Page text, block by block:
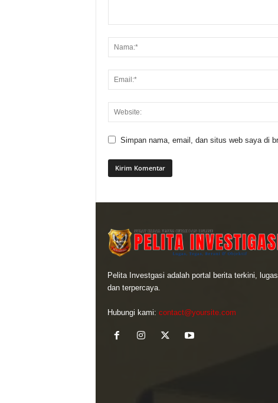
Simpan nama, email, dan situs web saya di
Pelita Investgasi adalah portal berita terkini, lugas
dan terpercaya.
Hubungi kami: contact@yoursite.com